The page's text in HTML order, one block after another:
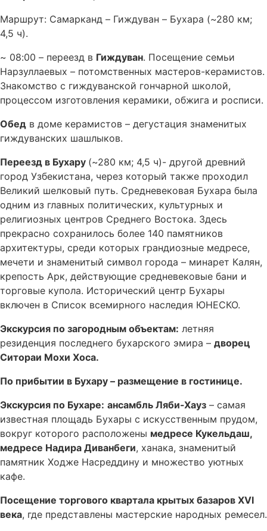
Маршрут: Самарканд – Гиждуван – Бухара (~280 км;
4,5 ч).
~ 08:00 – переезд в Гиждуван. Посещение семьи
Нарзуллаевых – потомственных мастеров-керамистов.
Знакомство с гиждуванской гончарной школой,
процессом изготовления керамики, обжига и росписи.
Обед в доме керамистов – дегустация знаменитых
гиждуванских шашлыков.
Переезд в Бухару (~280 км; 4,5 ч)- другой древний
город Узбекистана, через который также проходил
Великий шелковый путь. Средневековая Бухара была
одним из главных политических, культурных и
религиозных центров Среднего Востока. Здесь
прекрасно сохранилось более 140 памятников
архитектуры, среди которых грандиозные медресе,
мечети и знаменитый символ города – минарет Калян,
крепость Арк, действующие средневековые бани и
торговые купола. Исторический центр Бухары
включен в Список всемирного наследия ЮНЕСКО.
Экскурсия по загородным объектам: летняя
резиденция последнего бухарского эмира – дворец
Ситораи Мохи Хоса.
По прибытии в Бухару – размещение в гостинице.
Экскурсия по Бухаре: ансамбль Ляби-Хауз – самая
известная площадь Бухары с искусственным прудом,
вокруг которого расположены медресе Кукельдаш,
медресе Надира Диванбеги, ханака, знаменитый
памятник Ходже Насреддину и множество уютных
кафе.
Посещение торгового квартала крытых базаров XVI
века, где представлены мастерские народных ремесел.